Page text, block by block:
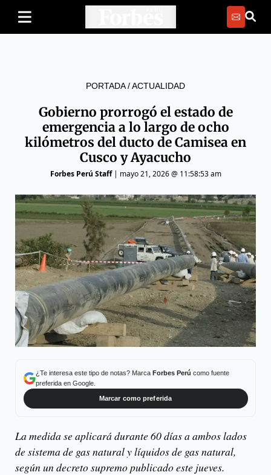
PORTADA/ACTUALIDAD
Gobierno prorrogó el estado de
emergencia a lo largo de ocho
kilómetros del ducto de Camisea en
Cusco y Ayacucho
Forbes Perú Staff| mayo 21, 2026 @ 11:58:53 am
¿Te interesa este tipo de notas? Marca Forbes Perú como fuente
preferida en Google.
Marcar como preferida
La medida se aplicará durante 60 días a ambos lados
de sistema de gas natural y líquidos de gas natural,
según un decreto supremo publicado este jueves.